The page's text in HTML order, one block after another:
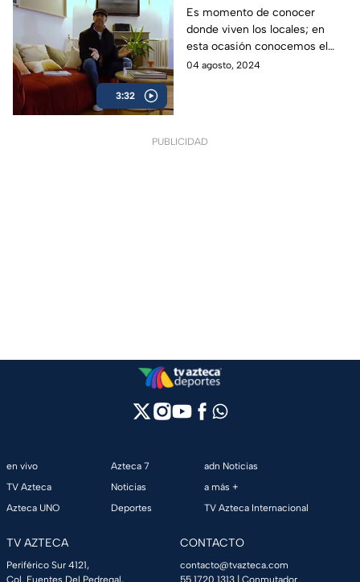
3:32
hogares parisinos |
Zigzagueando París
2024
Es momento de conocer
donde viven los locales; en
esta ocasión conocemos el
internior de las casas, los
04 agosto, 2024
PUBLICIDAD
en vivo
TV Azteca
Azteca UNO
Azteca 7
Noticias
Deportes
adn Noticias
a más +
TV Azteca Internacional
TV AZTECA
Periférico Sur 4121,
Col. Fuentes Del Pedregal,
CONTACTO
contacto@tvazteca.com
55 1720 1313 | Conmutador